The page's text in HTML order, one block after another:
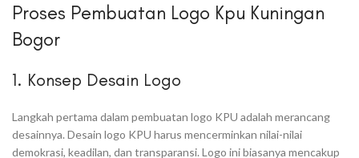
Proses Pembuatan Logo Kpu Kuningan
Bogor
1. Konsep Desain Logo
Langkah pertama dalam pembuatan logo KPU adalah merancang
desainnya. Desain logo KPU harus mencerminkan nilai-nilai
demokrasi, keadilan, dan transparansi. Logo ini biasanya mencakup